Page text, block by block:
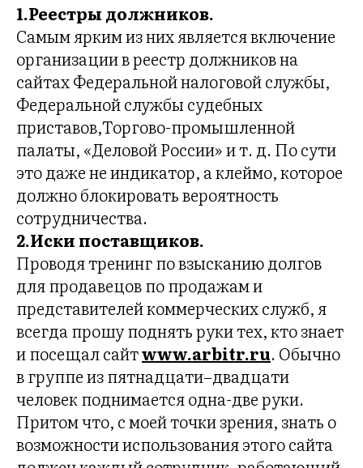
1.Реестры должников.
Самым ярким из них является включение
организации в реестр должников на
сайтах Федеральной налоговой службы,
Федеральной службы судебных
приставов,Торгово-промышленной
палаты, «Деловой России» и т. д. По сути
это даже не индикатор, а клеймо, которое
должно блокировать вероятность
сотрудничества.
2.Иски поставщиков.
Проводя тренинг по взысканию долгов
для продавецов по продажам и
представителей коммерческих служб, я
всегда прошу поднять руки тех, кто знает
и посещал сайтwww.arbitr.ru. Обычно
в группе из пятнадцати–двадцати
человек поднимается одна-две руки.
Притом что, с моей точки зрения, знать о
возможности использования этого сайта